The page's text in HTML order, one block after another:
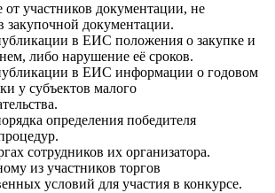
от участников документации, не
закупочной документации.
в ЕИС положения о закупке и
либо нарушение её сроков.
в ЕИС информации о годовом
у субъектов малого
определения победителя
сотрудников их организатора.
из участников торгов
условий для участия в конкурсе.